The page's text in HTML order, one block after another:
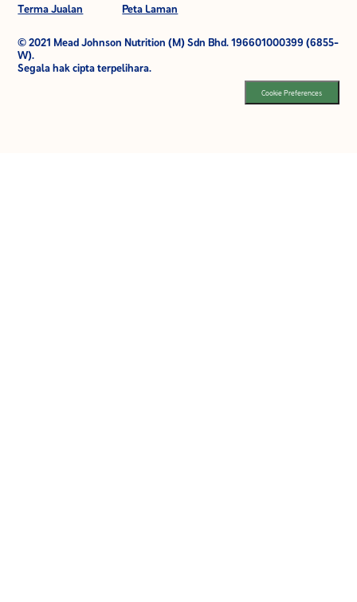
Terma Jualan
Peta Laman
© 2021 Mead Johnson Nutrition (M) Sdn Bhd. 196601000399 (6855-
W).
Segala hak cipta terpelihara.
Cookie Preferences